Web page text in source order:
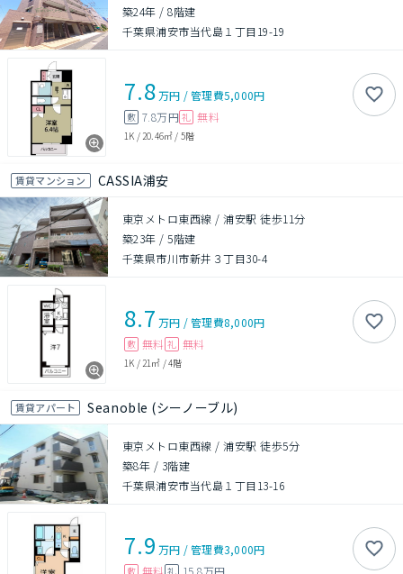
築24年 /8階建
千葉県浦安市当代島１丁目19-19
7.8万円 /管理費5,000円
敷 7.8万円 礼 無料
1K / 20.46㎡ / 5階
賃貸マンション CASSIA浦安
東京メトロ東西線 / 浦安駅 徒歩11分
築23年 /5階建
千葉県市川市新井３丁目30-4
8.7 万円 /管理費8,000円
敷 無料 礼 無料
1K / 21㎡ /4階
賃貸アパート Seanoble (シーノーブル)
東京メトロ東西線 / 浦安駅 徒歩5分
築8年 / 3階建
千葉県浦安市当代島１丁目13-16
7.9 万円 /管理費3,000円
敷 無料 礼 15.8万円